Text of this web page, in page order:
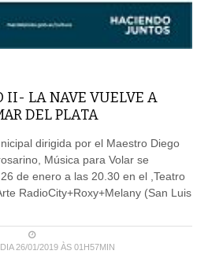
II- LA NAVE VUELVE A
DEL PLATA
dirigida por el Maestro Diego
Música para Volar se
de enero a las 20.30 en el ,Teatro
RadioCity+Roxy+Melany (San Luis
26/01/2019 ÀS 01H57MIN